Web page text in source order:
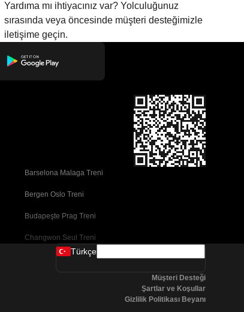
Yardıma mı ihtiyacınız var? Yolculuğunuz
sırasında veya öncesinde müşteri desteğimizle
iletişime geçin.
Barselona Malaga Treni
Bergen Oslo Treni
Budapeşte Prag Treni
Changwon Seul Treni
Türkçe
Müşteri Desteği
Şartlar ve Koşullar
Gizlilik Politikası Beyanı